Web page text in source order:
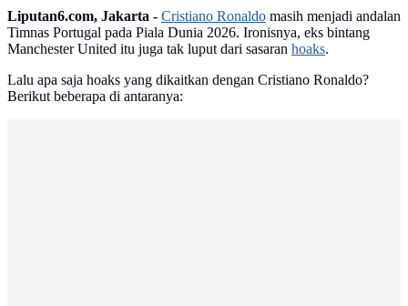
Liputan6.com, Jakarta - Cristiano Ronaldo masih menjadi andalan
Timnas Portugal pada Piala Dunia 2026. Ironisnya, eks bintang
Manchester United itu juga tak luput dari sasaran hoaks.
Lalu apa saja hoaks yang dikaitkan dengan Cristiano Ronaldo?
Berikut beberapa di antaranya: